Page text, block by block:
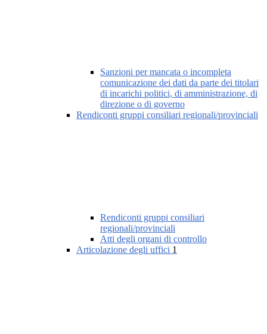
Sanzioni per mancata o incompleta
comunicazione dei dati da parte dei titolari
di incarichi politici, di amministrazione, di
direzione o di governo
Rendiconti gruppi consiliari regionali/provinciali
Rendiconti gruppi consiliari
regionali/provinciali
Atti degli organi di controllo
Articolazione degli uffici 1